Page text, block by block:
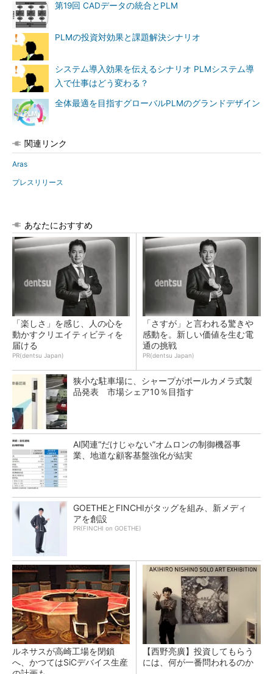
第19回 CADデータの統合とPLM
PLMの投資対効果と課題解決シナリオ
システム導入効果を伝えるシナリオ PLMシステム導
入で仕事はどう変わる？
全体最適を目指すグローバルPLMのグランドデザイン
関連リンク
Aras
プレスリリース
あなたにおすすめ
「楽しさ」を感じ、人の心を
動かすクリエイティビティを
届ける
PR(dentsu Japan)
「さすが」と言われる驚きや
感動を。新しい価値を生む電
通の挑戦
PR(dentsu Japan)
狭小な駐車場に、シャープがポールカメラ式製
品発表 市場シェア10％目指す
AI関連“だけじゃない”オムロンの制御機器事
業、地道な顧客基盤強化が結実
GOETHEとFINCHIがタッグを組み、新メディ
アを創設
PR(FINCHI on GOETHE)
ルネサスが高崎工場を閉鎖
へ、かつてはSiCデバイス生産
【西野亮廣】投資してもらう
には、何が一番問われるのか